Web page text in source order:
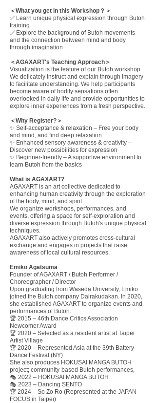
＜What you get in this Workshop？＞
✅ Learn unique physical expression through Butoh
training
✅ Explore the background of Butoh movements
and the connection between mind and body
through imagination
＜AGAXART's Teaching Approach＞
Visualization is the feature of our Butoh workshop.
We delicately instruct and explain through imagery
to facilitate understanding. We help participants
become aware of bodily sensations often
overlooked in daily life and provide opportunities to
explore inner experiences from a fresh perspective.
＜Why Register?＞
✨ Self-acceptance & relaxation – Free your body
and mind, and find deep relaxation
✨ Enhanced sensory awareness & creativity –
Discover new possibilities for expression
✨ Beginner-friendly – A supportive environment to
learn Butoh from the basics
What is AGAXART​?
AGAXART is an art collective dedicated to
enhancing human creativity through the exploration
of the body, mind, and spirit.
We organize workshops, performances, and
events, offering a space for self-exploration and
diverse expression through Butoh's unique physical
techniques.
AGAXART also actively promotes cross-cultural
exchange and engages in projects that raise
awareness of local cultural resources.
Emiko Agatsuma
Founder of AGAXART / Butoh Performer /
Choreographer / Director
Upon graduating from Waseda University, Emiko
joined the Butoh company Dairakudakan. In 2020,
she established AGAXART to organize events and
performances of Butoh.
🏆 2015 – 46th Dance Critics Association
Newcomer Award
🏆 2020 – Selected as a resident artist at Taipei
Artist Village
🏆 2020 – Represented Asia at the 39th Battery
Dance Festival (NY)
She also produces HOKUSAI MANGA BUTOH
project; community-based Butoh performances,
🎭 2022 – HOKUSAI MANGA BUTOH
🎭 2023 – Dancing SENTO
🏆 2024 – So Zo Ro (Represented at the JAPAN
FOCUS in Taipei)